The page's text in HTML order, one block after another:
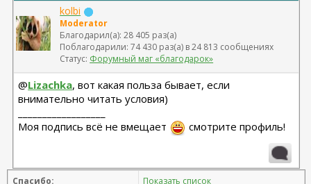
kolbi
Moderator
Благодарил(а): 28 405 раз(а)
Поблагодарили: 74 430 раз(а) в 24 813 сообщениях
Статус: Форумный маг «благодарок»
@Lizachka, вот какая польза бывает, если
внимательно читать условия)
Моя подпись всё не вмещает
смотрите профиль!
Спасибо: Показать список